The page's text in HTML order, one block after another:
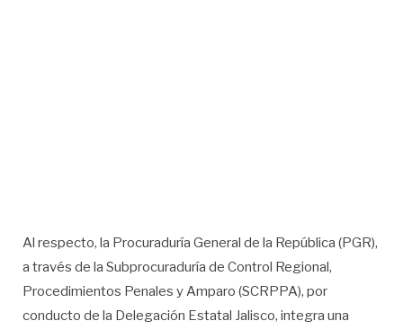
Al respecto, la Procuraduría General de la República (PGR),
a través de la Subprocuraduría de Control Regional,
Procedimientos Penales y Amparo (SCRPPA), por
conducto de la Delegación Estatal Jalisco, integra una